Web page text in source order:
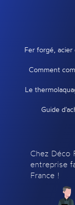
Fer forgé,
Comment
Le
Guide
Chez Déco
entreprise
France !